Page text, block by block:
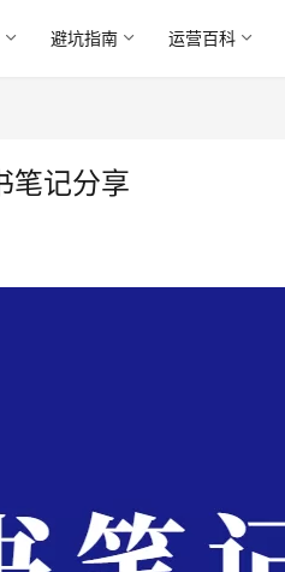
避坑指南 运营百科
笔记分享